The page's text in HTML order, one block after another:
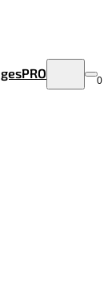
PRO 0